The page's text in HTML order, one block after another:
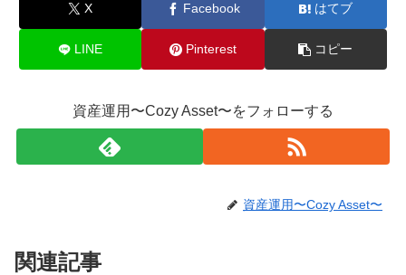
X Facebook はてブ
LINE Pinterest コピー
資産運用〜Cozy Asset〜をフォローする
資産運用〜Cozy Asset〜
関連記事